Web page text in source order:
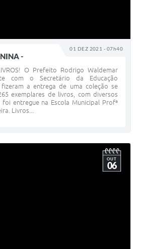
01 DEZ 2021 - 07h40
-
O Prefeito Rodrigo Waldemar
com o Secretário da Educação
fizeram a entrega de uma coleção se
exemplares de livros, com diversos
foi entregue na Escola Municipal Profª
Livros...
OUT
06